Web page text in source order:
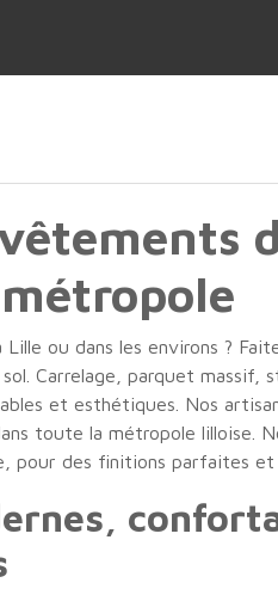
ou dans les environs ?
Carrelage, parquet massif,
et esthétiques. Nos
toute la métropole lilloise.
pour des finitions parfaites et